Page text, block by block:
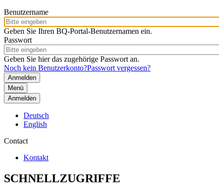
Benutzername
Geben Sie Ihren BQ-Portal-Benutzernamen ein.
Passwort
Geben Sie hier das zugehörige Passwort an.
Noch kein Benutzerkonto?Passwort vergessen?
Menü
Anmelden
Deutsch
English
Contact
Kontakt
SCHNELLZUGRIFFE